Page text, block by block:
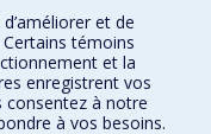
et de
témoins
et la
enregistrent vos
consentez à notre
à vos besoins.